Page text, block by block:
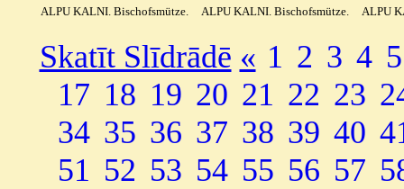
ALPU KALNI. Bischofsmütze. ALPU KALNI. Bischofsmütze. ALPU
Skatīt Slīdrādē « 1 2 3 4 5
17 18 19 20 21 22 23
34 35 36 37 38 39 40
51 52 53 54 55 56 57